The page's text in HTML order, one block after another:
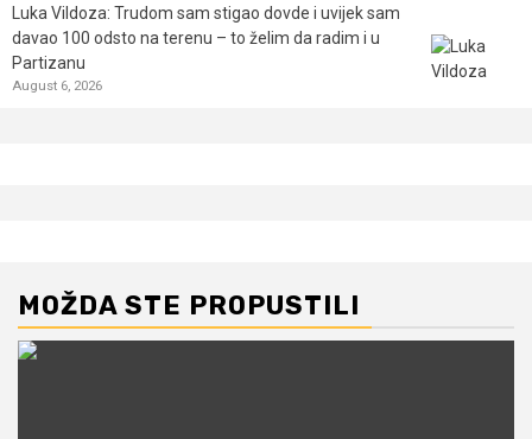
Luka Vildoza: Trudom sam stigao dovde i uvijek sam
davao 100 odsto na terenu – to želim da radim i u
Partizanu
August 6, 2026
MOŽDA STE PROPUSTILI